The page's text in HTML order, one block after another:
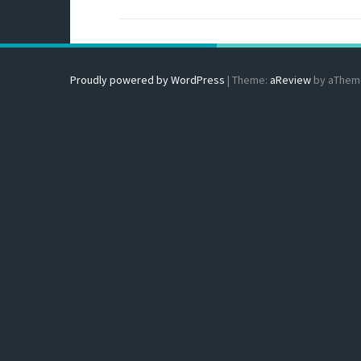
Proudly powered by WordPress | Theme: aReview by